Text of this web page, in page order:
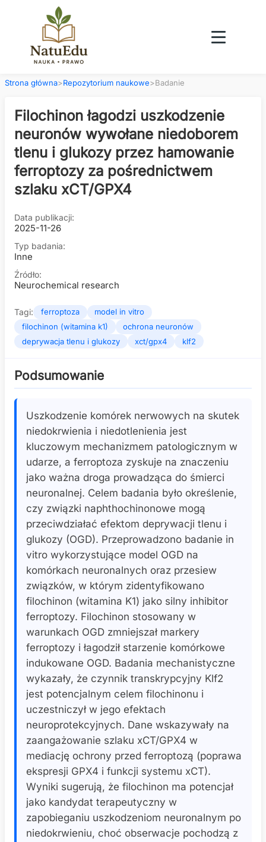
Strona główna>Repozytorium naukowe>Badanie
Filochinon łagodzi uszkodzenie
neuronów wywołane niedoborem
tlenu i glukozy przez hamowanie
ferroptozy za pośrednictwem
szlaku xCT/GPX4
Data publikacji:
2025-11-26
Typ badania:
Inne
Źródło:
Neurochemical research
Tagi: ferroptoza
model in vitro
filochinon (witamina k1)
ochrona neuronów
deprywacja tlenu i glukozy
xct/gpx4 klf2
Podsumowanie
Uszkodzenie komórek nerwowych na skutek
niedokrwienia i niedotlenienia jest
kluczowym mechanizmem patologicznym w
udarze, a ferroptoza zyskuje na znaczeniu
jako ważna droga prowadząca do śmierci
neuronalnej. Celem badania było określenie,
czy związki naphthochinonowe mogą
przeciwdziałać efektom deprywacji tlenu i
glukozy (OGD). Przeprowadzono badanie in
vitro wykorzystujące model OGD na
komórkach neuronalnych oraz przesiew
związków, w którym zidentyfikowano
filochinon (witamina K1) jako silny inhibitor
ferroptozy. Filochinon stosowany w
warunkach OGD zmniejszał markery
ferroptozy i łagodził starzenie komórkowe
indukowane OGD. Badania mechanistyczne
wykazały, że czynnik transkrypcyjny Klf2
jest potencjalnym celem filochinonu i
uczestniczył w jego efektach
neuroprotekcyjnych. Dane wskazywały na
zaangażowanie szlaku xCT/GPX4 w
mediację ochrony przed ferroptozą (poprawa
ekspresji GPX4 i funkcji systemu xCT).
Wyniki sugerują, że filochinon ma potencjał
jako kandydat terapeutyczny w
zapobieganiu uszkodzeniom neuronalnym po
niedokrwieniu, choć obserwacje pochodzą z